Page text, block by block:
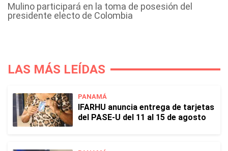
Mulino participará en la toma de posesión del
presidente electo de Colombia
LAS MÁS LEÍDAS
PANAMÁ
IFARHU anuncia entrega de tarjetas
del PASE-U del 11 al 15 de agosto